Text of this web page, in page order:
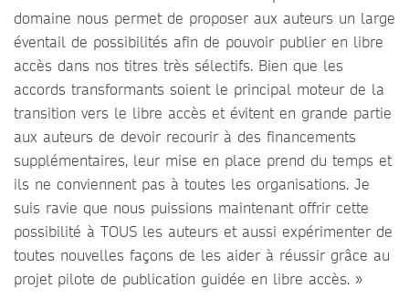
domaine nous permet de proposer aux auteurs un large
éventail de possibilités afin de pouvoir publier en libre
accès dans nos titres très sélectifs. Bien que les
accords transformants soient le principal moteur de la
transition vers le libre accès et évitent en grande partie
aux auteurs de devoir recourir à des financements
supplémentaires, leur mise en place prend du temps et
ils ne conviennent pas à toutes les organisations. Je
suis ravie que nous puissions maintenant offrir cette
possibilité à TOUS les auteurs et aussi expérimenter de
toutes nouvelles façons de les aider à réussir grâce au
projet pilote de publication guidée en libre accès. »